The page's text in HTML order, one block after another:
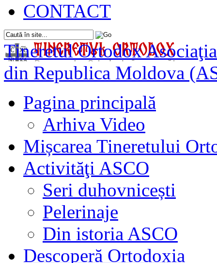
CONTACT
Tineretul Ortodox
din Republica Moldova
Pagina principală
Arhiva Video
Mișcarea Tineretului
Activităţi ASCO
Seri duhovnicești
Pelerinaje
Din istoria ASCO
Descoperă Ortodoxia